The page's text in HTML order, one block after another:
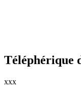
Téléphérique
xxx